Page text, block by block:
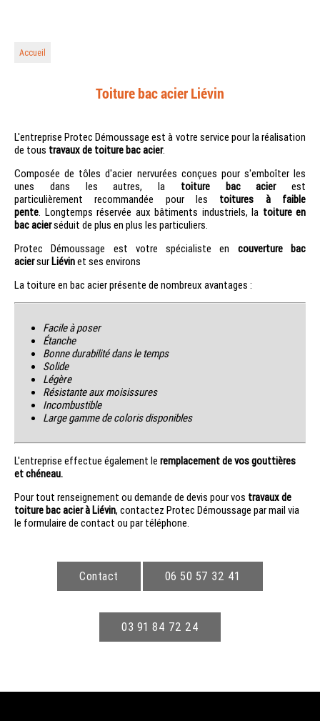
Accueil
Toiture bac acier Liévin
L'entreprise Protec Démoussage est à votre service pour la réalisation
de tous travaux de toiture bac acier.
Composée de tôles d'acier nervurées conçues pour s'emboîter les
unes dans les autres, la toiture bac acier est
particulièrement recommandée pour les toitures à faible
pente. Longtemps réservée aux bâtiments industriels, la toiture en
bac acierséduit de plus en plus les particuliers.
Protec Démoussage est votre spécialiste en couverture bac
aciersur Liévinet ses environs
La toiture en bac acier présente de nombreux avantages :
Facile à poser
Étanche
Bonne durabilité dans le temps
Solide
Légère
Résistante aux moisissures
Incombustible
Large gamme de coloris disponibles
L'entreprise effectue également le remplacement de vos gouttières
et chéneau.
Pour tout renseignement ou demande de devis pour vos travaux de
toiture bac acier à Liévin, contactez Protec Démoussage par mail via
le formulaire de contact ou par téléphone.
Contact 06 50 57 32 41
03 91 84 72 24